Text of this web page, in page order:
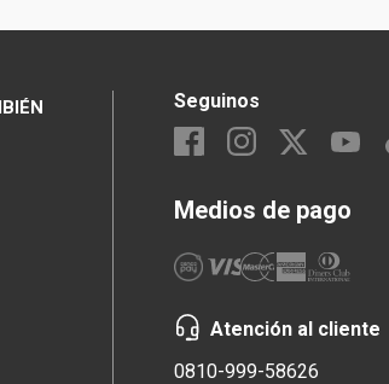
Seguinos
Medios de pago
Atención al cliente
0810-999-58626